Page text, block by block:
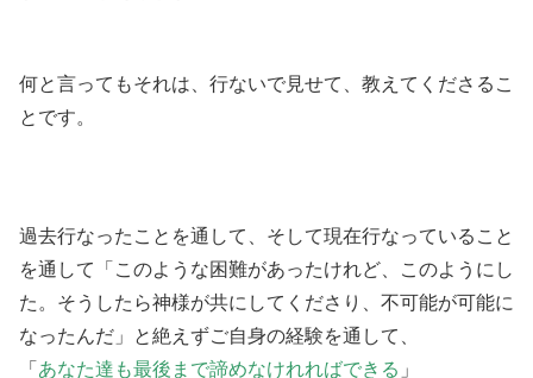
何と言ってもそれは、行ないで見せて、教えてくださるこ
とです。
過去行なったことを通して、そして現在行なっていること
を通して「このような困難があったけれど、このようにし
た。そうしたら神様が共にしてくださり、不可能が可能に
なったんだ」と絶えずご自身の経験を通して、
「 あなた達も最後まで諦めなけれればできる 」